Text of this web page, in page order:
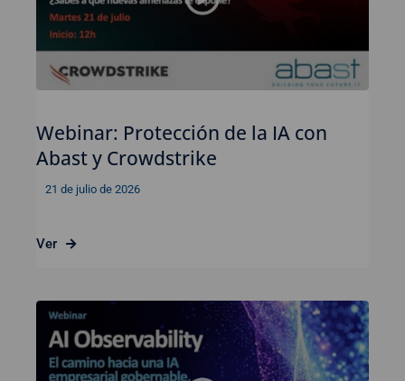
Webinar: Protección de la IA con
Abast y Crowdstrike
21 de julio de 2026
Ver